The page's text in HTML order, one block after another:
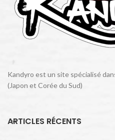
Kandyro est un site spécialisé
(Japon et Corée du Sud)
ARTICLES RÉCENTS